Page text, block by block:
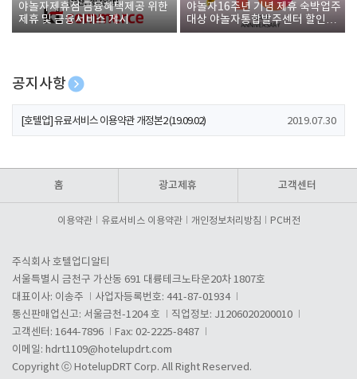
야놀자제휴점 금융혜택제공 위한
제휴 및 금융서비스 게시
야놀자16주년 기념 제휴 숙박업주
대상 야놀자통합발주센터 할인쿠
폰 증정
공지사항
[호텔업] 개인정보 처리방침 개정본1 (19.09.02)
[호텔업] 유료서비스 이용약관 개정본2 (19.09.02) 2019.07.30
홈 광고제휴 고객센터
이용약관 유료서비스 이용약관 개인정보처리방침 PC버전
주식회사 호텔업디알티
서울특별시 금천구 가산동 691 대륭테크노타운20차 1807호
대표이사: 이송주
사업자등록번호: 441-87-01934
통신판매업신고: 서울금천-1204 호
직업정보: J1206020200010
고객센터: 1644-7896
Fax: 02-2225-8487
이메일: hdrt1109@hotelupdrt.com
Copyright ⓒ HotelupDRT Corp. All Right Reserved.